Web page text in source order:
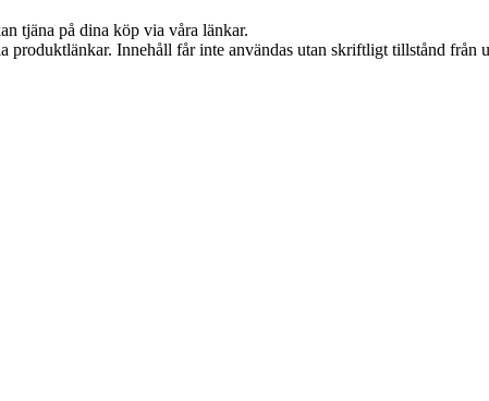
tjäna på dina köp via våra länkar.
Innehåll får inte användas utan skriftligt tillstånd från